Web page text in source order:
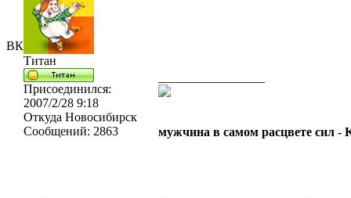
ВК
Титан
Присоединился:
2007/2/28 9:18
Откуда Новосибирск
Сообщений: 2863 мужчина в самом расцвете сил -